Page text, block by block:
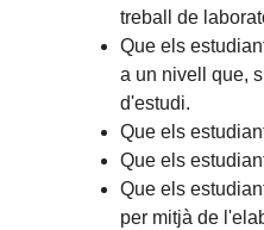
treball de
Que els
a un nivell que,
d'estudi.
Que els
Que els
Que els
per mitjà de